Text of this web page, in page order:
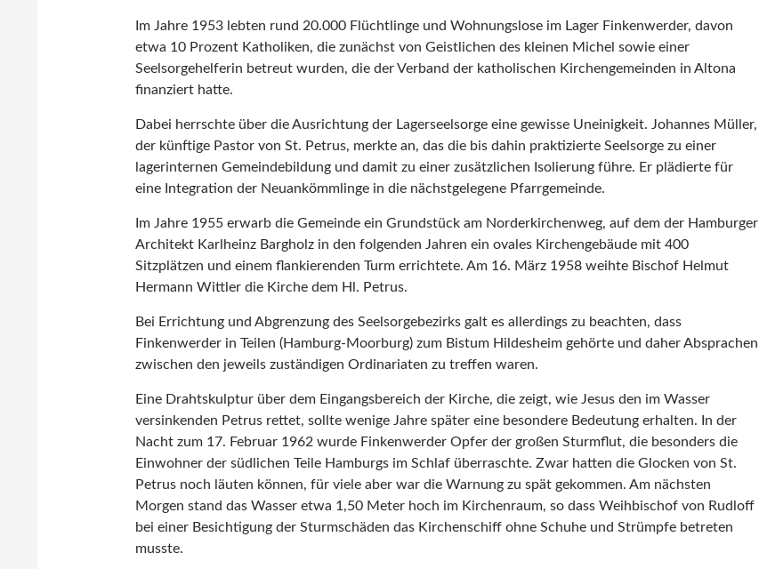
Im Jahre 1953 lebten rund 20.000 Flüchtlinge und Wohnungslose im Lager Finkenwerder, davon
etwa 10 Prozent Katholiken, die zunächst von Geistlichen des kleinen Michel sowie einer
Seelsorgehelferin betreut wurden, die der Verband der katholischen Kirchengemeinden in Altona
finanziert hatte.
Dabei herrschte über die Ausrichtung der Lagerseelsorge eine gewisse Uneinigkeit. Johannes Müller,
der künftige Pastor von St. Petrus, merkte an, das die bis dahin praktizierte Seelsorge zu einer
lagerinternen Gemeindebildung und damit zu einer zusätzlichen Isolierung führe. Er plädierte für
eine Integration der Neuankömmlinge in die nächstgelegene Pfarrgemeinde.
Im Jahre 1955 erwarb die Gemeinde ein Grundstück am Norderkirchenweg, auf dem der Hamburger
Architekt Karlheinz Bargholz in den folgenden Jahren ein ovales Kirchengebäude mit 400
Sitzplätzen und einem flankierenden Turm errichtete. Am 16. März 1958 weihte Bischof Helmut
Hermann Wittler die Kirche dem Hl. Petrus.
Bei Errichtung und Abgrenzung des Seelsorgebezirks galt es allerdings zu beachten, dass
Finkenwerder in Teilen (Hamburg-Moorburg) zum Bistum Hildesheim gehörte und daher Absprachen
zwischen den jeweils zuständigen Ordinariaten zu treffen waren.
Eine Drahtskulptur über dem Eingangsbereich der Kirche, die zeigt, wie Jesus den im Wasser
versinkenden Petrus rettet, sollte wenige Jahre später eine besondere Bedeutung erhalten. In der
Nacht zum 17. Februar 1962 wurde Finkenwerder Opfer der großen Sturmflut, die besonders die
Einwohner der südlichen Teile Hamburgs im Schlaf überraschte. Zwar hatten die Glocken von St.
Petrus noch läuten können, für viele aber war die Warnung zu spät gekommen. Am nächsten
Morgen stand das Wasser etwa 1,50 Meter hoch im Kirchenraum, so dass Weihbischof von Rudloff
bei einer Besichtigung der Sturmschäden das Kirchenschiff ohne Schuhe und Strümpfe betreten
musste.